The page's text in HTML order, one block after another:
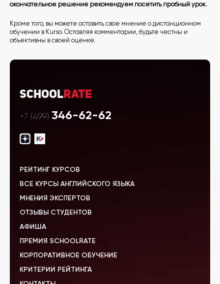
окончательное решение рекомендуем посетить пробный урок.
Кроме того, вы можете оставить свое мнение о дистанционном
обучении в Kurso. Оставляя комментарии, будьте честны и
объективны в своей оценке.
SchoolRate
+7 (499) 346-62-62
РЕЙТИНГ КУРСОВ
ВСЕ КУРСЫ АНГЛИЙСКОГО ЯЗЫКА
МНЕНИЯ ЭКСПЕРТОВ
ОТЗЫВЫ СТУДЕНТОВ
АФИША
ПРЕМИЯ SCHOOLRATE
КОРПОРАТИВНОЕ ОБУЧЕНИЕ
КРИТЕРИИ РЕЙТИНГА